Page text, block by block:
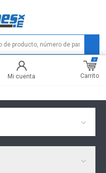
Mi cuenta Carrito
0